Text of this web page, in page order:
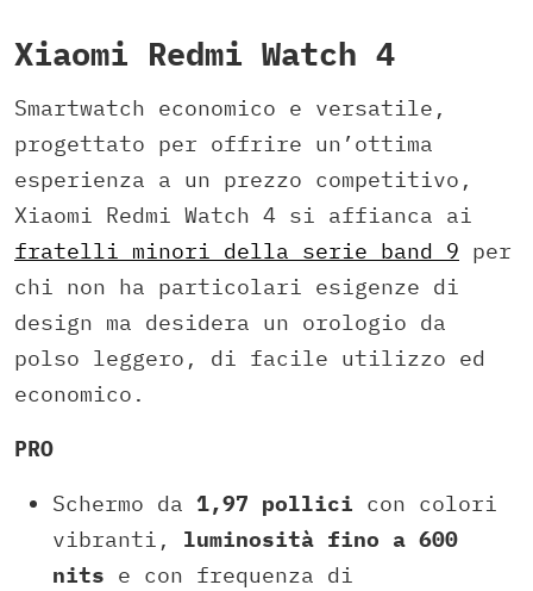
Xiaomi Redmi Watch 4
Smartwatch economico e versatile,
progettato per offrire un’ottima
esperienza a un prezzo competitivo,
Xiaomi Redmi Watch 4 si affianca ai
fratelli minori della serie band 9 per
chi non ha particolari esigenze di
design ma desidera un orologio da
polso leggero, di facile utilizzo ed
economico.
PRO
Schermo da 1,97 pollici con colori
vibranti, luminosità fino a 600
nits e con frequenza di